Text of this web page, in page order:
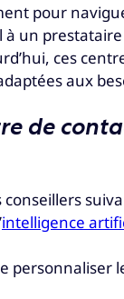
pour
à un
ces
aux
de
conseillers
intelligence
personnaliser